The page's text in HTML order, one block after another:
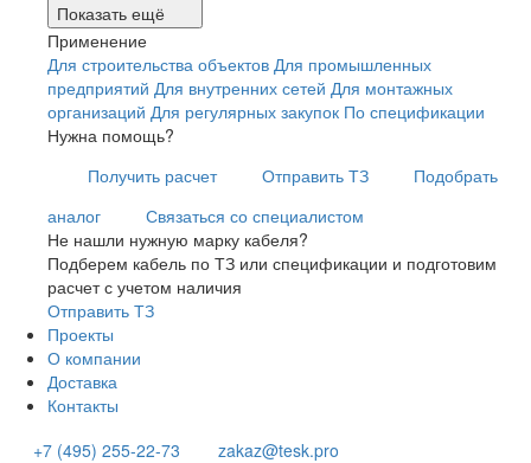
Показать ещё
Применение
Для строительства объектов Для промышленных
предприятий Для внутренних сетей Для монтажных
организаций Для регулярных закупок По спецификации
Нужна помощь?
Получить расчет
Отправить ТЗ
Подобрать
аналог
Связаться со специалистом
Не нашли нужную марку кабеля?
Подберем кабель по ТЗ или спецификации и подготовим
расчет с учетом наличия
Отправить ТЗ
Проекты
О компании
Доставка
Контакты
+7 (495) 255-22-73
zakaz@tesk.pro